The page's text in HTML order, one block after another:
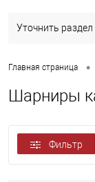
Уточнить раздел
Главная страница •
Шарниры
Фильтр